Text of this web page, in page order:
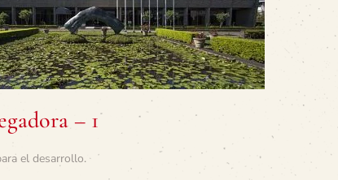
– 1
el desarrollo.